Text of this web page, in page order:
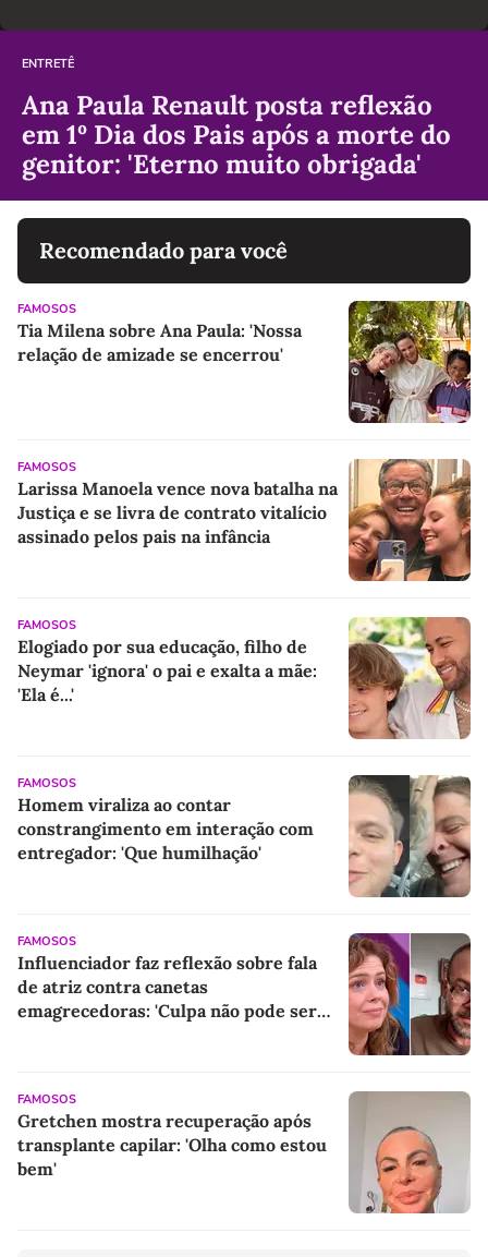
ENTRETÊ
Ana Paula Renault posta reflexão
em 1º Dia dos Pais após a morte do
genitor: 'Eterno muito obrigada'
Recomendado para você
FAMOSOS
Tia Milena sobre Ana Paula: 'Nossa
relação de amizade se encerrou'
FAMOSOS
Larissa Manoela vence nova batalha na
Justiça e se livra de contrato vitalício
assinado pelos pais na infância
FAMOSOS
Elogiado por sua educação, filho de
Neymar 'ignora' o pai e exalta a mãe:
'Ela é...'
FAMOSOS
Homem viraliza ao contar
constrangimento em interação com
entregador: 'Que humilhação'
FAMOSOS
Influenciador faz reflexão sobre fala
de atriz contra canetas
emagrecedoras: 'Culpa não pode ser
FAMOSOS
Gretchen mostra recuperação após
transplante capilar: 'Olha como estou
bem'